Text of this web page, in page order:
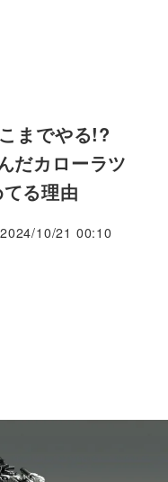
までやる!?
だカローラツ
る理由
2024/10/21 00:10